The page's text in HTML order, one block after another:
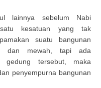
lainnya sebelum Nabi
kesatuan yang tak
suatu bangunan
dan mewah, tapi ada
gedung tersebut, maka
penyempurna bangunan